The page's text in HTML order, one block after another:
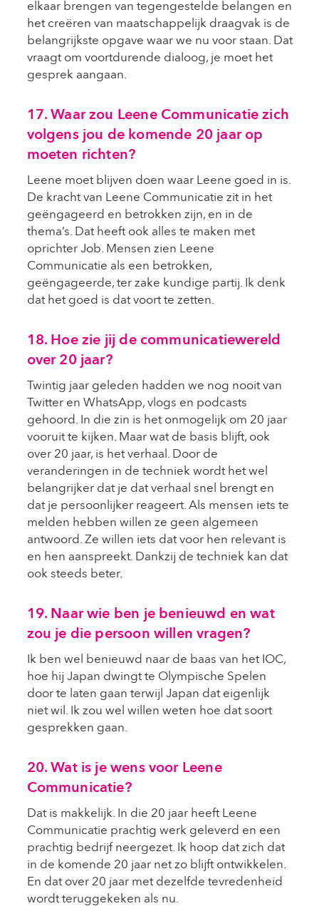
elkaar brengen van tegengestelde belangen en
het creëren van maatschappelijk draagvak is de
belangrijkste opgave waar we nu voor staan. Dat
vraagt om voortdurende dialoog, je moet het
gesprek aangaan.
17. Waar zou Leene Communicatie zich
volgens jou de komende 20 jaar op
moeten richten?
Leene moet blijven doen waar Leene goed in is.
De kracht van Leene Communicatie zit in het
geëngageerd en betrokken zijn, en in de
thema’s. Dat heeft ook alles te maken met
oprichter Job. Mensen zien Leene
Communicatie als een betrokken,
geëngageerde, ter zake kundige partij. Ik denk
dat het goed is dat voort te zetten.
18. Hoe zie jij de communicatiewereld
over 20 jaar?
Twintig jaar geleden hadden we nog nooit van
Twitter en WhatsApp, vlogs en podcasts
gehoord. In die zin is het onmogelijk om 20 jaar
vooruit te kijken. Maar wat de basis blijft, ook
over 20 jaar, is het verhaal. Door de
veranderingen in de techniek wordt het wel
belangrijker dat je dat verhaal snel brengt en
dat je persoonlijker reageert. Als mensen iets te
melden hebben willen ze geen algemeen
antwoord. Ze willen iets dat voor hen relevant is
en hen aanspreekt. Dankzij de techniek kan dat
ook steeds beter.
19. Naar wie ben je benieuwd en wat
zou je die persoon willen vragen?
Ik ben wel benieuwd naar de baas van het IOC,
hoe hij Japan dwingt te Olympische Spelen
door te laten gaan terwijl Japan dat eigenlijk
niet wil. Ik zou wel willen weten hoe dat soort
gesprekken gaan.
20. Wat is je wens voor Leene
Communicatie?
Dat is makkelijk. In die 20 jaar heeft Leene
Communicatie prachtig werk geleverd en een
prachtig bedrijf neergezet. Ik hoop dat zich dat
in de komende 20 jaar net zo blijft ontwikkelen.
En dat over 20 jaar met dezelfde tevredenheid
wordt teruggekeken als nu.